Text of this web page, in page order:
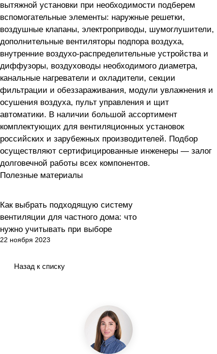
вытяжной установки при необходимости подберем
вспомогательные элементы: наружные решетки,
воздушные клапаны, электроприводы, шумоглушители,
дополнительные вентиляторы подпора воздуха,
внутренние воздухо-распределительные устройства и
диффузоры, воздуховоды необходимого диаметра,
канальные нагреватели и охладители, секции
фильтрации и обеззараживания, модули увлажнения и
осушения воздуха, пульт управления и щит
автоматики. В наличии большой ассортимент
комплектующих для вентиляционных установок
российских и зарубежных производителей. Подбор
осуществляют сертифицированные инженеры — залог
долговечной работы всех компонентов.
Полезные материалы
Вентиляция
Как выбрать подходящую систему
вентиляции для частного дома: что
нужно учитывать при выборе
22 ноября 2023
Назад к списку